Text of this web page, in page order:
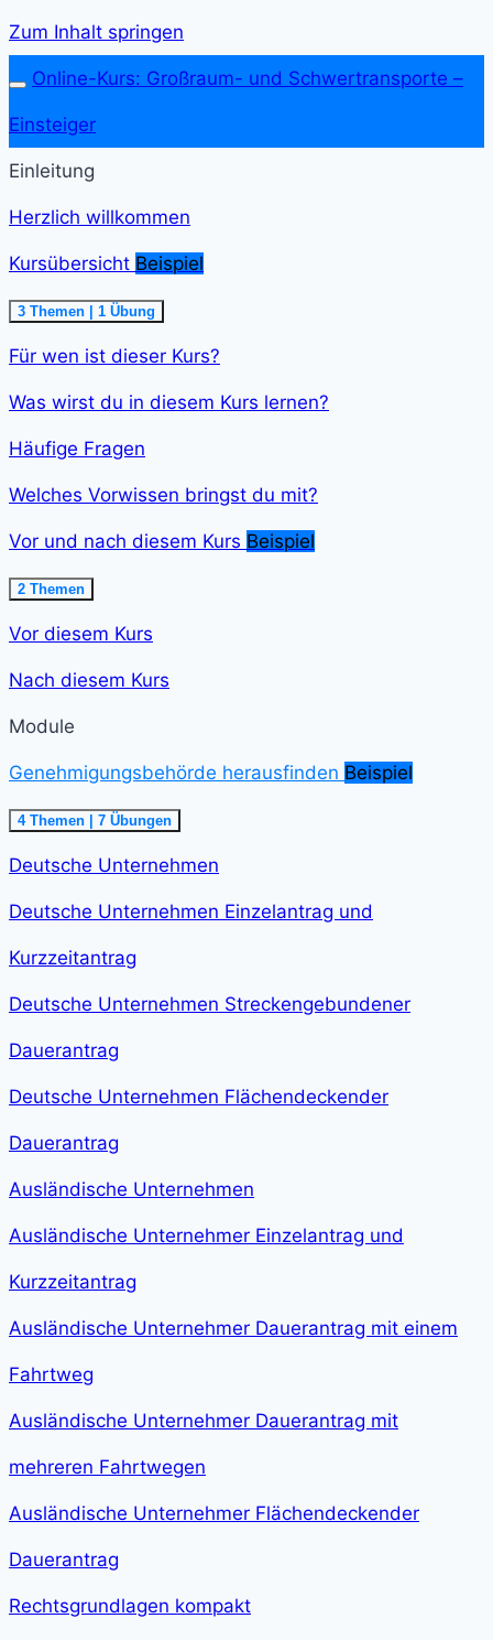
Zum Inhalt springen
Online-Kurs: Großraum- und Schwer­transporte –
Einsteiger
Einleitung
Herzlich willkommen
Kursübersicht Beispiel
Ausklappen
Kursübersicht<span
class="course-
duration">5
</span>
3 Themen 1 Übung
Für wen ist dieser Kurs?
Was wirst du in diesem Kurs lernen?
Häufige Fragen
Welches Vorwissen bringst du mit?
Vor und nach diesem Kurs Beispiel
Ausklappen
Vor
und
diesem
class="course-
step-
min
</span>
2 Themen
Vor diesem Kurs
Nach diesem Kurs
Module
Genehmigungsbehörde herausfinden Beispiel
Einklappen
Genehmigungsbehörde
herausfinden<span
step-
min
</span>
4 Themen 7 Übungen
Deutsche Unternehmen
Deutsche Unternehmen Einzelantrag und
Kurzzeitantrag
Deutsche Unternehmen Streckengebundener
Dauerantrag
Deutsche Unternehmen Flächendeckender
Dauerantrag
Ausländische Unternehmen
Ausländische Unternehmer Einzelantrag und
Kurzzeitantrag
Ausländische Unternehmer Dauerantrag mit einem
Fahrtweg
Ausländische Unternehmer Dauerantrag mit
mehreren Fahrtwegen
Ausländische Unternehmer Flächendeckender
Dauerantrag
Rechtsgrundlagen kompakt